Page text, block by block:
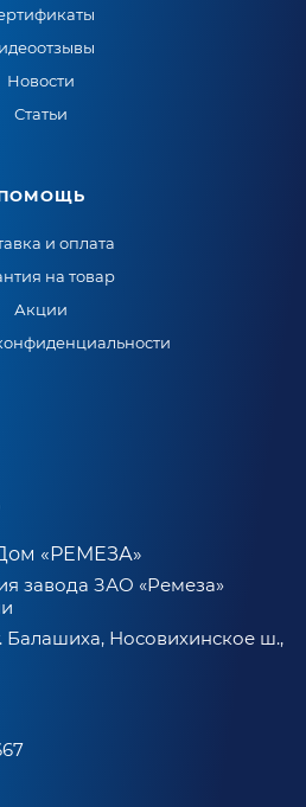
Новости
Статьи
и оплата
на товар
Акции
«РЕМЕЗА»
завода ЗАО «Ремеза»
Балашиха, Носовихинское ш.,